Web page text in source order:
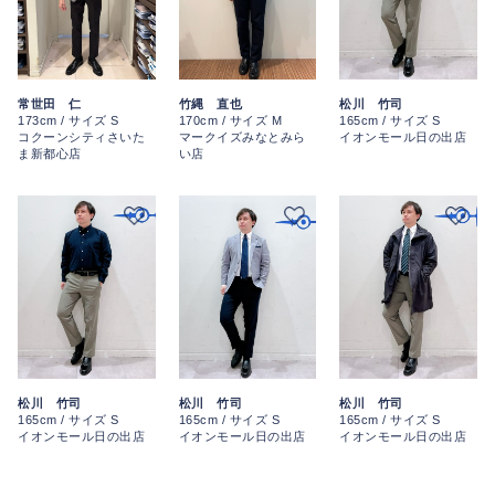
常世田 仁
173cm / サイズ S
コクーンシティさいた
ま新都心店
竹縄 直也
170cm / サイズ M
マークイズみなとみら
い店
松川 竹司
165cm / サイズ S
イオンモール日の出店
松川 竹司
165cm / サイズ S
イオンモール日の出店
松川 竹司
165cm / サイズ S
イオンモール日の出店
松川 竹司
165cm / サイズ S
イオンモール日の出店